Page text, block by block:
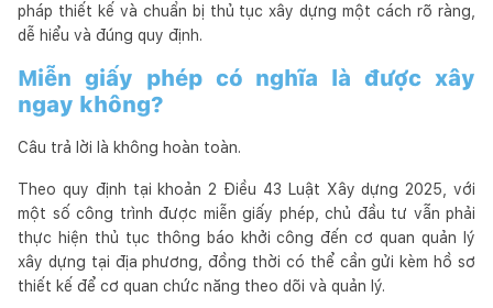
pháp thiết kế và chuẩn bị thủ tục xây dựng một cách rõ ràng,
dễ hiểu và đúng quy định.
Miễn giấy phép có nghĩa là được xây
ngay không?
Câu trả lời là không hoàn toàn.
Theo quy định tại khoản 2 Điều 43 Luật Xây dựng 2025, với
một số công trình được miễn giấy phép, chủ đầu tư vẫn phải
thực hiện thủ tục thông báo khởi công đến cơ quan quản lý
xây dựng tại địa phương, đồng thời có thể cần gửi kèm hồ sơ
thiết kế để cơ quan chức năng theo dõi và quản lý.